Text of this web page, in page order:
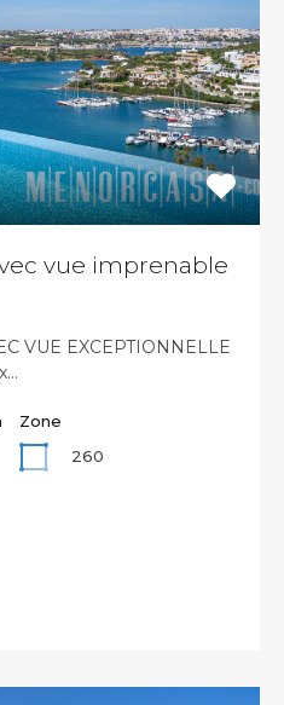
vue imprenable
VUE EXCEPTIONNELLE
Zone
260